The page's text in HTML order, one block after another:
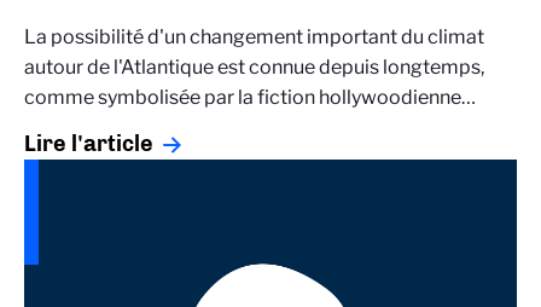
La possibilité d'un changement important du climat
autour de l'Atlantique est connue depuis longtemps,
comme symbolisée par la fiction hollywoodienne…
Lire l'article